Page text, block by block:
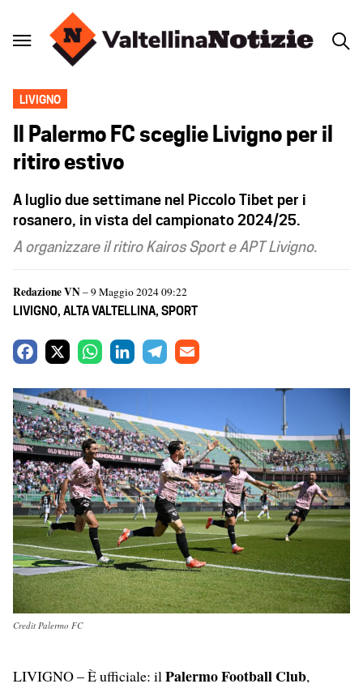
LIVIGNO
Il Palermo FC sceglie Livigno per il
ritiro estivo
A luglio due settimane nel Piccolo Tibet per i
rosanero, in vista del campionato 2024/25.
A organizzare il ritiro Kairos Sport e APT Livigno.
Redazione VN– 9 Maggio 2024 09:22
LIVIGNO, ALTA VALTELLINA, SPORT
c
e
b
o
o
k
a
t
s
A
p
p
k
e
d
I
n
e
g
r
a
m
i
l
Credit Palermo FC
LIVIGNO – È ufficiale: ilPalermo Football Club,